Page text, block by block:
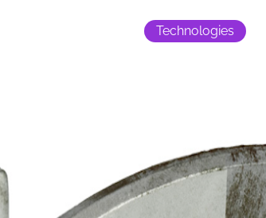
Technologies